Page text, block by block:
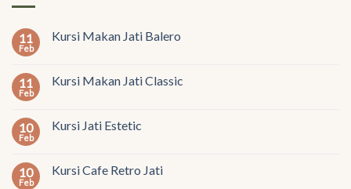
11
Feb
Kursi Makan Jati Balero
11
Feb
Kursi Makan Jati Classic
10
Feb
Kursi Jati Estetic
10
Feb
Kursi Cafe Retro Jati